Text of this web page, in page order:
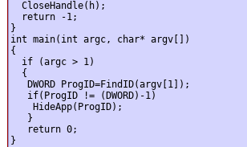
  CloseHandle(h);
  return -1;
}
int main(int argc, char* argv[])
{
  if (argc > 1)
  {
   DWORD ProgID=FindID(argv[1]);
   if(ProgID != (DWORD)-1)
    HideApp(ProgID);
   }
   return 0;
}